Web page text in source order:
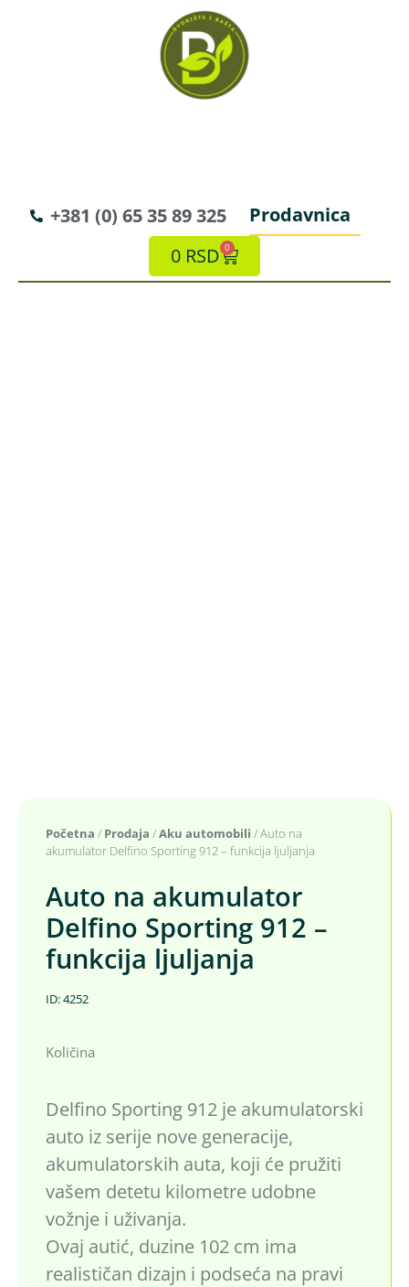
+381 (0) 65 35 89 325
Prodavnica
0 RSD 0
Početna / Prodaja /Aku automobili / Auto na
akumulator Delfino Sporting 912 – funkcija ljuljanja
Auto na akumulator
Delfino Sporting 912 –
funkcija ljuljanja
ID: 4252
Količina
Delfino Sporting 912 je akumulatorski
auto iz serije nove generacije,
akumulatorskih auta, koji će pružiti
vašem detetu kilometre udobne
vožnje i uživanja.
Ovaj autić, duzine 102 cm ima
realističan dizajn i podseća na pravi